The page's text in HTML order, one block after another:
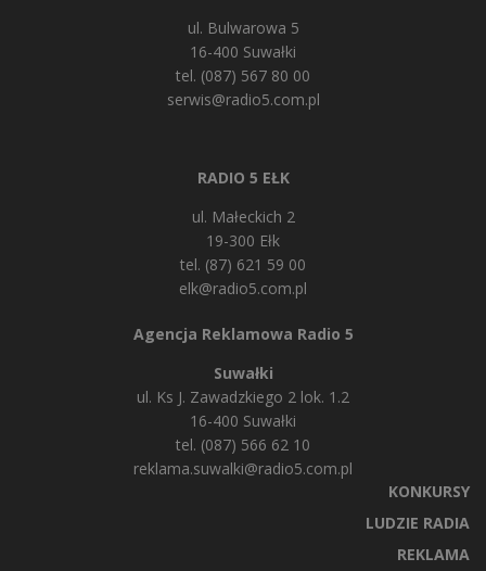
ul. Bulwarowa 5
16-400 Suwałki
tel. (087) 567 80 00
serwis@radio5.com.pl
RADIO 5 EŁK
ul. Małeckich 2
19-300 Ełk
tel. (87) 621 59 00
elk@radio5.com.pl
Agencja Reklamowa Radio 5
Suwałki
ul. Ks J. Zawadzkiego 2 lok. 1.2
16-400 Suwałki
tel. (087) 566 62 10
reklama.suwalki@radio5.com.pl
KONKURSY
LUDZIE RADIA
REKLAMA